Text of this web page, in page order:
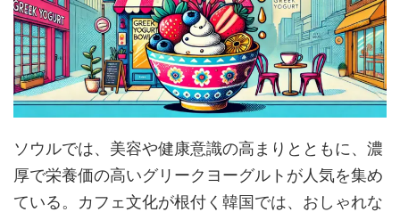
ソウルでは、美容や健康意識の高まりとともに、濃
厚で栄養価の高いグリークヨーグルトが人気を集め
ている。カフェ文化が根付く韓国では、おしゃれな